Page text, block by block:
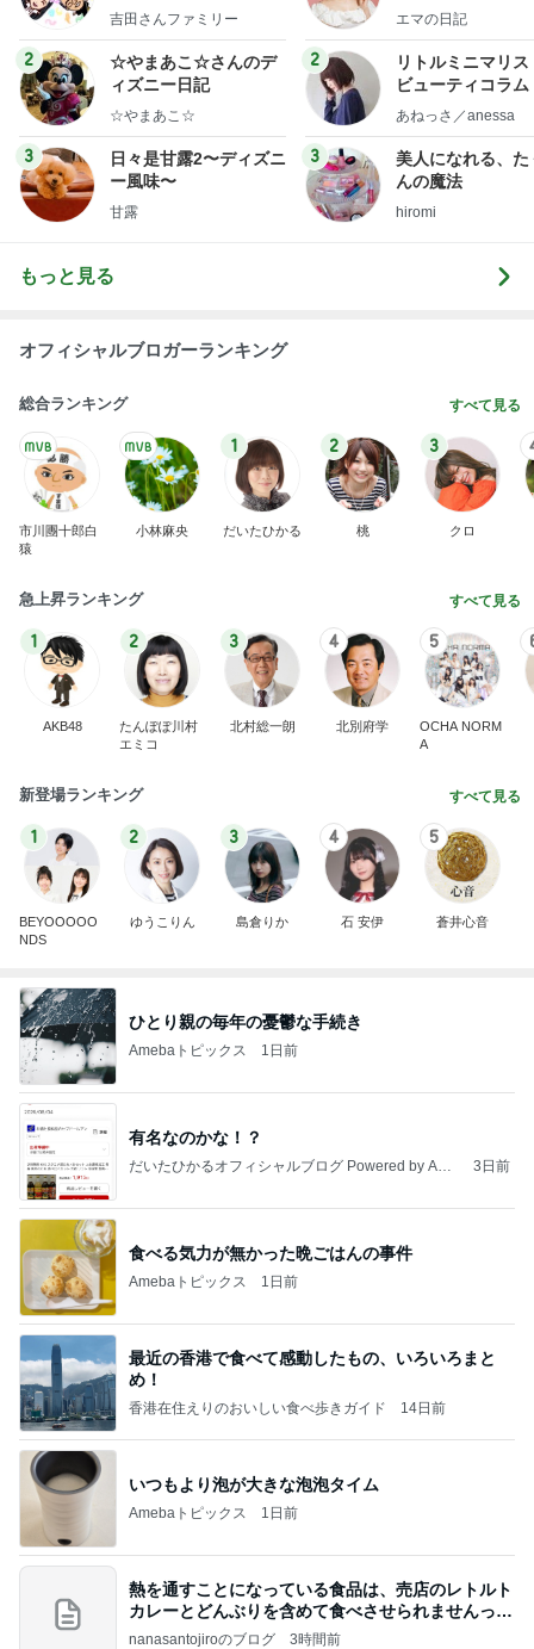
y Ameba 吉田さんファ
ログ
吉田さんファミリー
2
☆やまあこ☆さんのデ
ィズニー日記
☆やまあこ☆
3
日々是甘露2〜ディズニ
ー風味〜
甘露
社売却セカンドラ
エマの日記
2
リトルミニマリス
ビューティコラ
little
あねっさ／anessa
3
美人になれる、た
んの魔法
hiromi
もっと見る
オフィシャルブロガーランキング
総合ランキング すべて見る
市川團十郎白
猿
小林麻央
1
だいたひかる
2
桃
3
クロ
急上昇ランキング すべて見る
1
AKB48
2
たんぽぽ川村
エミコ
3
北村総一朗
4
北別府学
5
OCHA NORM
A
新登場ランキング すべて見る
1
BEYOOOOO
NDS
2
ゆうこりん
3
島倉りか
4
石 安伊
5
蒼井心音
ひとり親の毎年の憂鬱な手続き
Amebaトピックス 1日前
有名なのかな！？
だいたひかるオフィシャルブログ Powered by Ame
3日前
食べる気力が無かった晩ごはんの事件
Amebaトピックス 1日前
最近の香港で食べて感動したもの、いろいろまと
め！
香港在住えりのおいしい食べ歩きガイド 14日前
いつもより泡が大きな泡泡タイム
Amebaトピックス 1日前
熱を通すことになっている食品は、売店のレトルト
カレーとどんぶりを含めて食べさせられませんっ
て、男
nanasantojiroのブログ 3時間前